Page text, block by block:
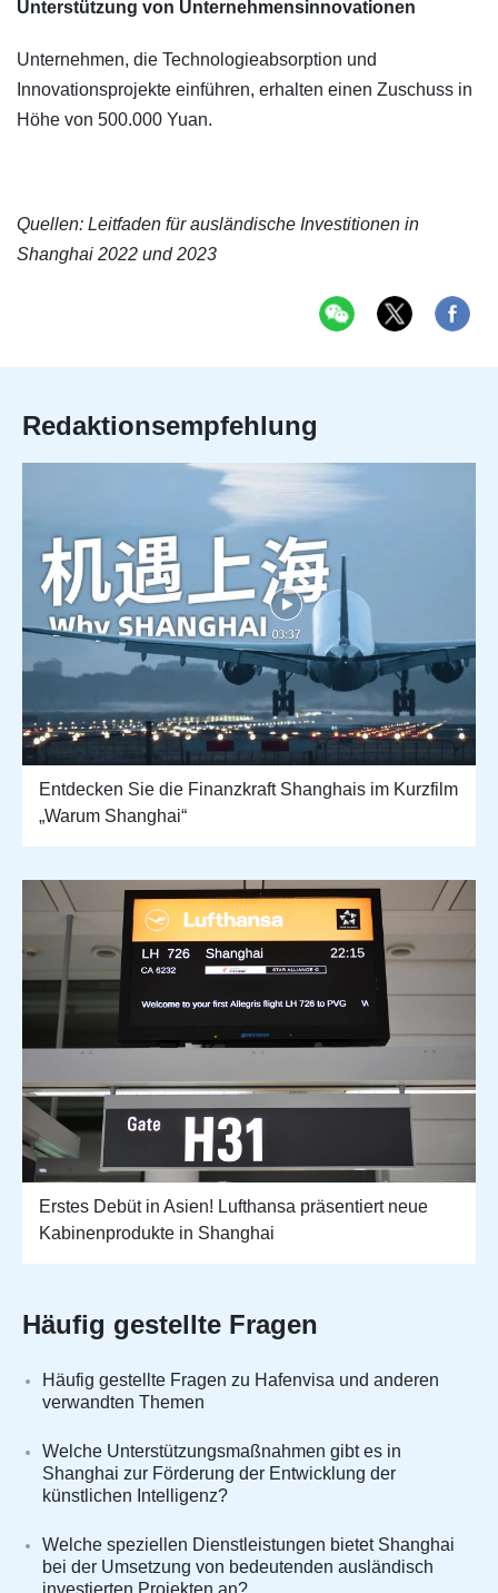
Unterstützung von Unternehmensinnovationen
Unternehmen, die Technologieabsorption und
Innovationsprojekte einführen, erhalten einen Zuschuss in
Höhe von 500.000 Yuan.
Quellen: Leitfaden für ausländische Investitionen in
Shanghai 2022 und 2023
Redaktionsempfehlung
Entdecken Sie die Finanzkraft Shanghais im Kurzfilm
„Warum Shanghai“
Erstes Debüt in Asien! Lufthansa präsentiert neue
Kabinenprodukte in Shanghai
Häufig gestellte Fragen
Häufig gestellte Fragen zu Hafenvisa und anderen
verwandten Themen
Welche Unterstützungsmaßnahmen gibt es in
Shanghai zur Förderung der Entwicklung der
künstlichen Intelligenz?
Welche speziellen Dienstleistungen bietet Shanghai
bei der Umsetzung von bedeutenden ausländisch